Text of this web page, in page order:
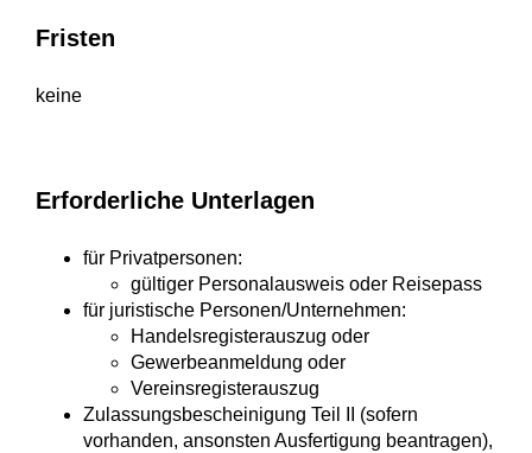
Fristen
keine
Erforderliche Unterlagen
für Privatpersonen:
gültiger Personalausweis oder Reisepass
für juristische Personen/Unternehmen:
Handelsregisterauszug oder
Gewerbeanmeldung oder
Vereinsregisterauszug
Zulassungsbescheinigung Teil II (sofern
vorhanden, ansonsten Ausfertigung beantragen),